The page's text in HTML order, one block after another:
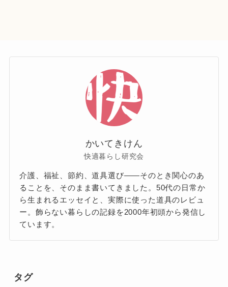
かいてきけん
快適暮らし研究会
介護、福祉、節約、道具選び——そのとき関心のあ
ることを、そのまま書いてきました。50代の日常か
ら生まれるエッセイと、実際に使った道具のレビュ
ー。飾らない暮らしの記録を2000年初頭から発信し
ています。
タグ